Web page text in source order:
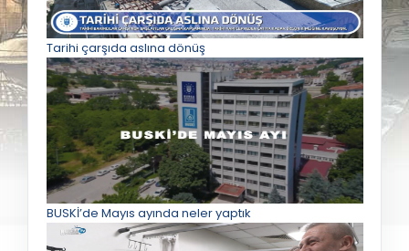
Tarihi çarşıda aslına dönüş
BUSKİ’de Mayıs ayında neler yaptık